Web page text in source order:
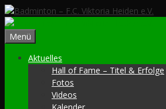
Zum
Inhalt
springen
Menü
Aktuelles
Hall of Fame – Titel & Erfolge
Fotos
Videos